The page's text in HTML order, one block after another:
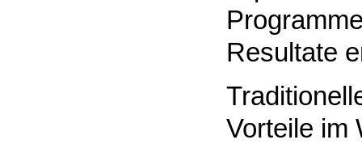
Resultate
Vorteile im